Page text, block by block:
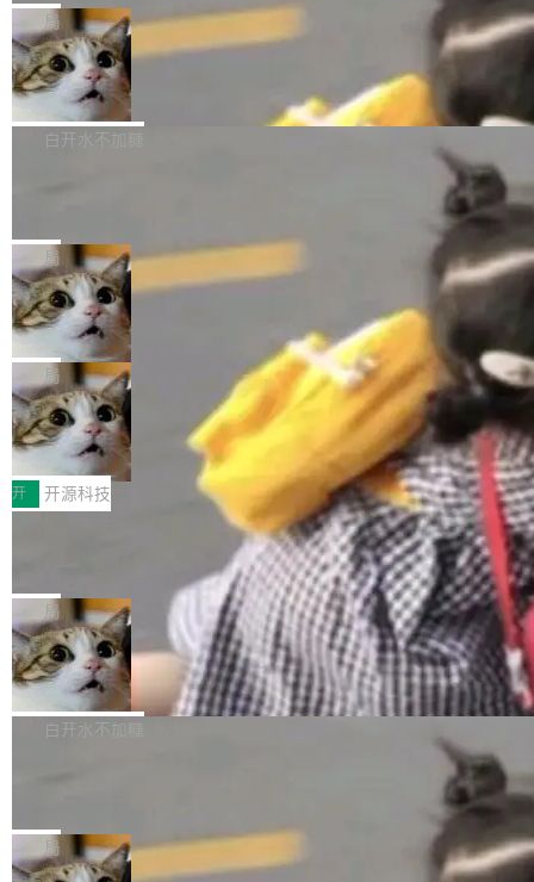
质的最低采样率）的音频格式将被拒绝 修复了 C
SS 圆角虚线样式中可能存在的问题 如果表单中
的图像元素不在同一个子树中，则它们将不再关
联 加...
最强的若干项。对于尚未正式发版的 PG 19，则
通过拉取过去一年内（从 PG 18 Beta1 时间点
至今）的所有 commit，同样交由 AI 分析提炼。
经过人工复核，准确度令人满意。这一方法也为
社区爱好者提供了高效跟踪新版本的思路。
维护工作一直与我的日常工作、家务、社交生活
和休闲娱乐竞争时间。" 这是 libexpat 维护者 S
ebastian Pipping 写在博客里的话。8 月 4 日，
他宣布了一个新消息：从 2026 年 8 月 1 日起，
他可以全职维护 libexpat 了，最长 6 个月。发
库之一。你的操作系统、浏览器、无数的基础设
施软件，很可能都在用它。而过去十年，维护它
的人一直在用业余...
局
Firefox 153.0.3 发布
Firefox 153.0.3 现已发布，具体更新内容如
下： New Smart Window 包含多项增强功能：
gi?id=2019042">Bug&nbsp;2019042</a>）</l
i> <li>现在，助手可以直接使用 Exa 的网络搜索
结果回答问题，而无需将问题转交给搜索引擎。
（<a href="https://bugzilla.mozilla.org/show_
bug.cgi?id=204...
白开水不加糖
的 npm 包。项目的核心论点是：容器不适合 Ag
ent 计算。真正适合的，是 Isolate。 Cloudflare
工程师在这件事上没什么可谦虚的——他们用 W
orkers 跑了十年 Isolate。用 CEO Matthew Pri
nce 的话说：「我们一生都在用 Isolate 运行代
码，而 AI Agent 不需要容器，它们需要的是 Iso
late。」 容器为什么不合适 容器的问题在于启动
和销毁都太重了。一个 Agent 要执行的任务可能
只需要几毫秒的 CPU 时间，但容器从冷启动到
就绪要花数秒。如果未来有十...
局
OpenAI 公开邮件和聊天记录回应苹果
诉讼，称“Apple is getting this wron
g”
上个月，苹果一纸诉状把 OpenAI 告上法庭，指
控其挖角苹果前员工并窃取商业秘密。苹果的诉
状把 OpenAI 描述成一个系统性地从前东家挖
人、套取机密信息的对手。 OpenAI 没发律师
函，也没选择庭外沉默。它在官网贴了一篇博
文，标题只有六个字：Apple is getting this wro
ng。 然后，它把邮件往来和 iMessage 聊天记
录全贴了出来。 他发错人了 苹果外部律师 Gabr
iel Gross 来自 Weil 律所，2 月 23 日下午 5:53
给 OpenAI 总法律顾问 Che Chang 发了封邮
件，附了一封长信，要求 OpenAI 配合调查前苹
果员工带走机密信...
局
HUAWEI MatePad Edge上架WorkBu
ddy鸿蒙PC版，说话就能干活的AI办公
搭子
全能AI工作台WorkBuddy鸿蒙PC版上架HUAWE
I MatePad Edge应用市场，直接下载即可使
用，与鸿蒙电脑上的体验一致。值得一提的是，
这是目前市面上唯一支持平板接入WorkBuddy P
C版的产品，搭载“人机双写”重磅功能——你写
你的，AI写AI的，同屏协作互不干扰。一句话让
AI帮你干活，现在开启全新体验！ 温馨提示：
体验WorkBuddy鸿蒙PC版前，请将 HUAWEI M
atePad Edge 升级至 HarmonyOS 6.1.0.135S
P9 patch03及以上版本。 *升级路径：设置 > 搜
开 开源科技
FFmpeg 9.0 发布：代号“Lei”，以此纪
全球知名开源多媒体框架 FFmpeg 今天正式发
布了 9.0 版本。这个版本除了带来新一代音视频
处理能力和硬件加速支持之外，还有一个特殊之
处：FFmpeg 9.0 的代号是“Lei”。 这个名字，
来自中国开发者雷霄骅（Lei Xiaohua）。 对于
很多中国音视频开发者而言，这个名字并不陌
“启蒙老师”。 而今年，恰好是雷霄骅离世十周
年。FFmpeg 社区最终选择用一个大版本的名
局
亚马逊成本失控：AI 写代码烧掉 1215
万元，超预算 860%
外媒近日曝光了亚马逊的多份内部报告显示，AI
导致公司在多个项目上超支。《金融时报》报道
编写程序，目标是完成电商平台作者信息与商品
列表的数据匹配 —— 一项常规的数据处理任
白开水不加糖
e CEO Clément Delangue 在 CNBC 的采访里
没有拐弯抹角。他说中国正在赢得 AI 竞赛，而
局